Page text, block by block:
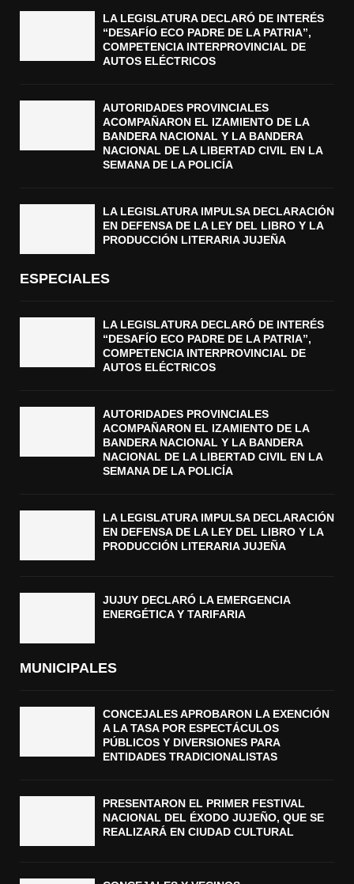
LA LEGISLATURA DECLARÓ DE INTERÉS
“DESAFÍO ECO PADRE DE LA PATRIA”,
COMPETENCIA INTERPROVINCIAL DE
AUTOS ELÉCTRICOS
AUTORIDADES PROVINCIALES
ACOMPAÑARON EL IZAMIENTO DE LA
BANDERA NACIONAL Y LA BANDERA
NACIONAL DE LA LIBERTAD CIVIL EN LA
SEMANA DE LA POLICÍA
LA LEGISLATURA IMPULSA DECLARACIÓN
EN DEFENSA DE LA LEY DEL LIBRO Y LA
PRODUCCIÓN LITERARIA JUJEÑA
ESPECIALES
LA LEGISLATURA DECLARÓ DE INTERÉS
“DESAFÍO ECO PADRE DE LA PATRIA”,
COMPETENCIA INTERPROVINCIAL DE
AUTOS ELÉCTRICOS
AUTORIDADES PROVINCIALES
ACOMPAÑARON EL IZAMIENTO DE LA
BANDERA NACIONAL Y LA BANDERA
NACIONAL DE LA LIBERTAD CIVIL EN LA
SEMANA DE LA POLICÍA
LA LEGISLATURA IMPULSA DECLARACIÓN
EN DEFENSA DE LA LEY DEL LIBRO Y LA
PRODUCCIÓN LITERARIA JUJEÑA
JUJUY DECLARÓ LA EMERGENCIA
ENERGÉTICA Y TARIFARIA
MUNICIPALES
CONCEJALES APROBARON LA EXENCIÓN
A LA TASA POR ESPECTÁCULOS
PÚBLICOS Y DIVERSIONES PARA
ENTIDADES TRADICIONALISTAS
PRESENTARON EL PRIMER FESTIVAL
NACIONAL DEL ÉXODO JUJEÑO, QUE SE
REALIZARÁ EN CIUDAD CULTURAL